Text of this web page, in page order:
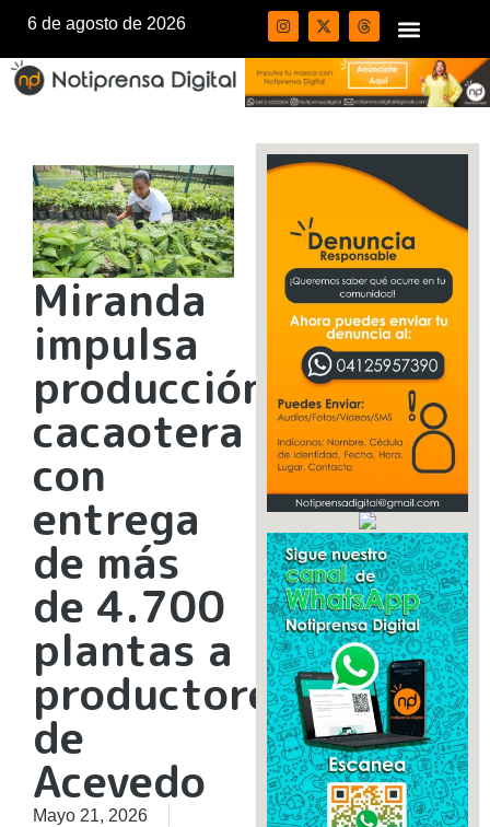
6 de agosto de 2026
Miranda
impulsa
producción
cacaotera
con
entrega
de más
de 4.700
plantas a
productores
de
Acevedo
Mayo 21, 2026